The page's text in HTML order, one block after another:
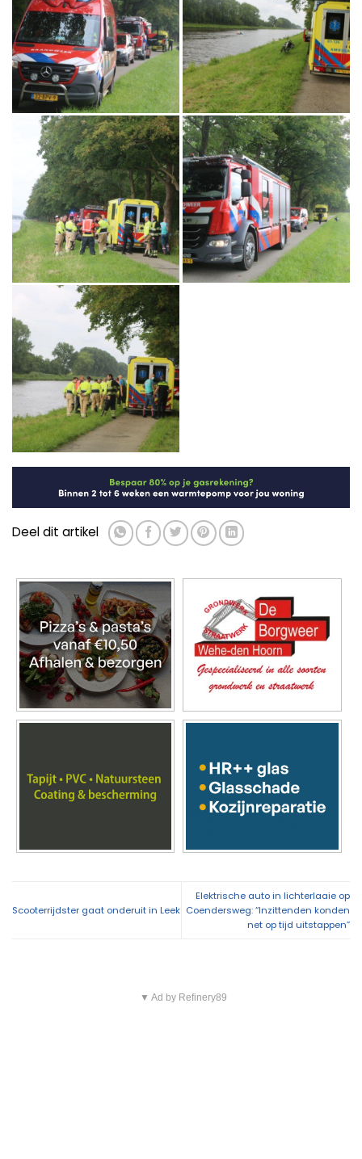
Deel dit artikel
Scooterrijdster gaat onderuit in Leek
Elektrische auto in lichterlaaie op
Coendersweg: “Inzittenden konden
net op tijd uitstappen”
▼ Ad by Refinery89